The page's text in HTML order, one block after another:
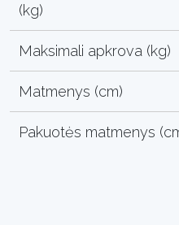
(kg)
Maksimali apkrova (kg)
Matmenys (cm)
Pakuotės matmenys